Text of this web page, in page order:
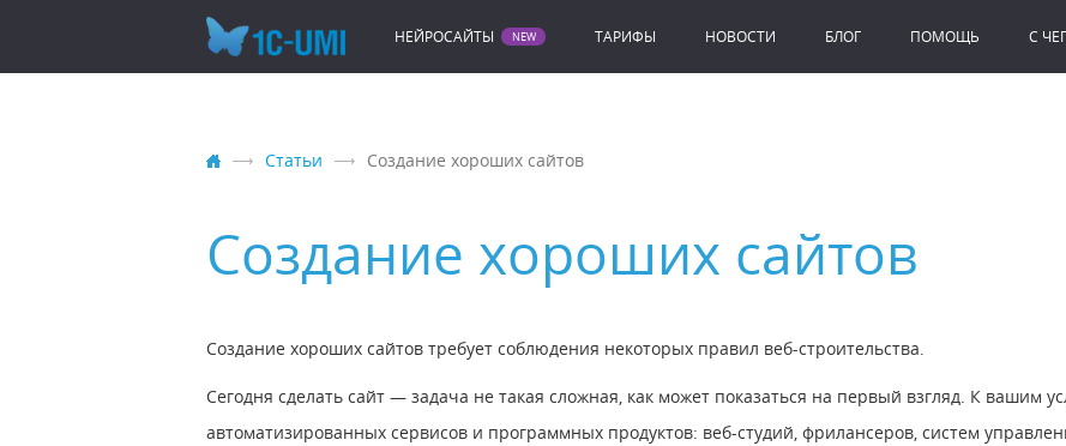
НЕЙРОСАЙТЫ ТАРИФЫ НОВОСТИ БЛОГ ПОМОЩЬ C
Статьи Создание хороших сайтов
Создание хороших сайтов
Создание хороших сайтов требует соблюдения некоторых правил веб-строительства.
Сегодня сделать сайт — задача не такая сложная, как может показаться на первый взгляд. К вашим
автоматизированных сервисов и программных продуктов: веб-студий, фрилансеров, систем